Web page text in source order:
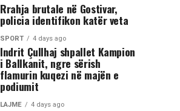
Rrahja brutale në Gostivar,
policia identifikon katër veta
SPORT 4 days ago
Indrit Çullhaj shpallet Kampion
i Ballkanit, ngre sërish
flamurin kuqezi në majën e
podiumit
LAJME 4 days ago